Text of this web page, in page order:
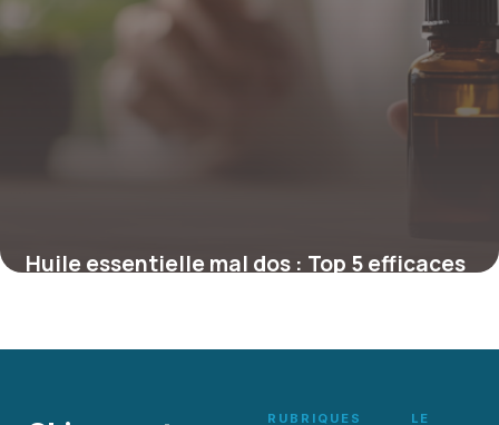
Huile essentielle mal dos : Top 5 efficaces
RUBRIQUES LE